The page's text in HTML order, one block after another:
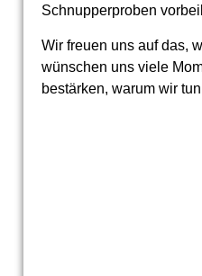
Schnupperproben
Wir freuen uns auf das,
wünschen uns viele
bestärken, warum wir